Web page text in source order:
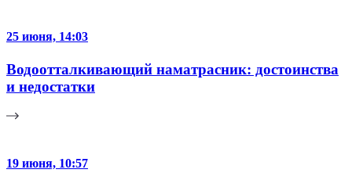
25 июня, 14:03
Водоотталкивающий наматрасник: достоинства
и недостатки
19 июня, 10:57